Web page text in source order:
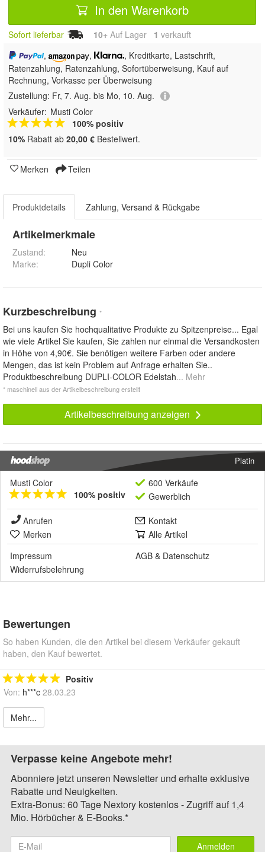
In den Warenkorb
Sofort lieferbar 10+ Auf Lager 1 verkauft
,
,
, Kreditkarte, Lastschrift,
Ratenzahlung, Ratenzahlung, Sofortüberweisung, Kauf auf
Rechnung, Vorkasse per Überweisung
Zustellung: Fr, 7. Aug. bis Mo, 10. Aug.
Verkäufer: Musti Color
100% positiv
10% Rabatt ab 20,00 € Bestellwert.
Merken Teilen
Produktdetails Zahlung, Versand & Rückgabe
Artikelmerkmale
Zustand:
Neu
Marke:
Dupli Color
Kurzbeschreibung *
Bei uns kaufen Sie hochqualitative Produkte zu Spitzenpreise... Egal
wie viele Artikel Sie kaufen, Sie zahlen nur einmal die Versandkosten
in Höhe von 4,90€. Sie benötigen weitere Farben oder andere
Mengen, das ist kein Problem auf Anfrage erhalten Sie..
Produktbeschreibung DUPLI-COLOR Edelstah... Mehr
* maschinell aus der Artikelbeschreibung erstellt
Artikelbeschreibung anzeigen
Platin
Musti Color
100% positiv
600 Verkäufe
Gewerblich
Anrufen
Kontakt
Merken
Alle Artikel
Impressum
AGB & Datenschutz
Widerrufsbelehrung
Bewertungen
So haben Kunden, die den Artikel bei diesem Verkäufer gekauft
haben, den Kauf bewertet.
Positiv
Von: h***c 28.03.23
Mehr...
Verpasse keine Angebote mehr!
Abonniere jetzt unseren Newsletter und erhalte exklusive
Rabatte und Neuigkeiten.
Extra-Bonus: 60 Tage Nextory kostenlos - Zugriff auf 1,4
Mio. Hörbücher & E-Books.*
Anmelden